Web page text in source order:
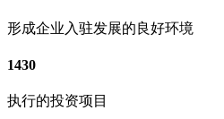
形成企业入驻发展的良好环境
1430
执行的投资项目